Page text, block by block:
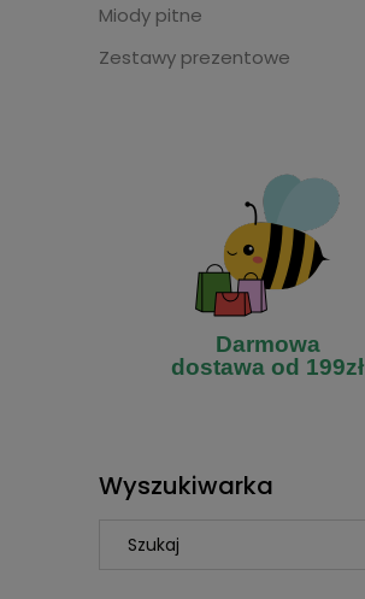
Miody pitne
Zestawy prezentowe
Darmowa
dostawa od 199zł
Wyszukiwarka